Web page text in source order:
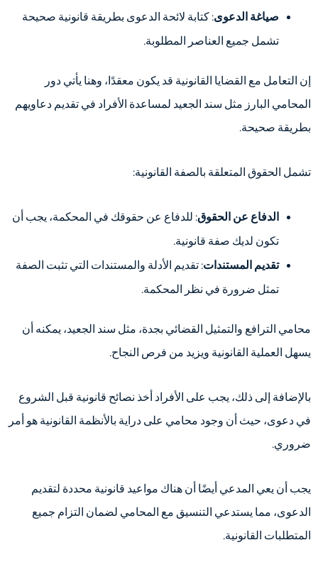
صياغة الدعوى: كتابة لائحة الدعوى بطريقة قانونية صحيحة
تشمل جميع العناصر المطلوبة.
إن التعامل مع القضايا القانونية قد يكون معقدًا، وهنا يأتي دور
المحامي البارز مثل سند الجعيد لمساعدة الأفراد في تقديم دعاويهم
بطريقة صحيحة.
تشمل الحقوق المتعلقة بالصفة القانونية:
الدفاع عن الحقوق: للدفاع عن حقوقك في المحكمة، يجب أن
تكون لديك صفة قانونية.
تقديم المستندات: تقديم الأدلة والمستندات التي تثبت الصفة
تمثل ضرورة في نظر المحكمة.
محامي الترافع والتمثيل القضائي بجدة، مثل سند الجعيد، يمكنه أن
يسهل العملية القانونية ويزيد من فرص النجاح.
بالإضافة إلى ذلك، يجب على الأفراد أخذ نصائح قانونية قبل الشروع
في دعوى، حيث أن وجود محامي على دراية بالأنظمة القانونية هو أمر
ضروري.
يجب أن يعي المدعي أيضًا أن هناك مواعيد قانونية محددة لتقديم
الدعوى، مما يستدعي التنسيق مع المحامي لضمان التزام جميع
المتطلبات القانونية.